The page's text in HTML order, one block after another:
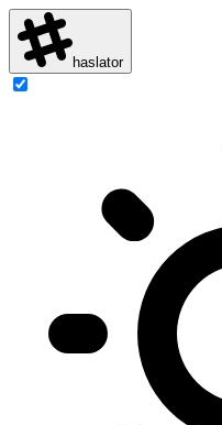
haslator